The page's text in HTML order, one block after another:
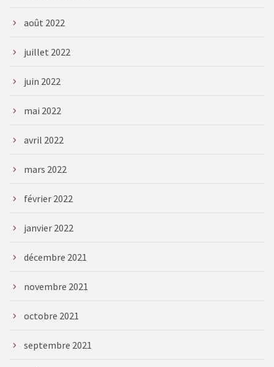
août 2022
juillet 2022
juin 2022
mai 2022
avril 2022
mars 2022
février 2022
janvier 2022
décembre 2021
novembre 2021
octobre 2021
septembre 2021